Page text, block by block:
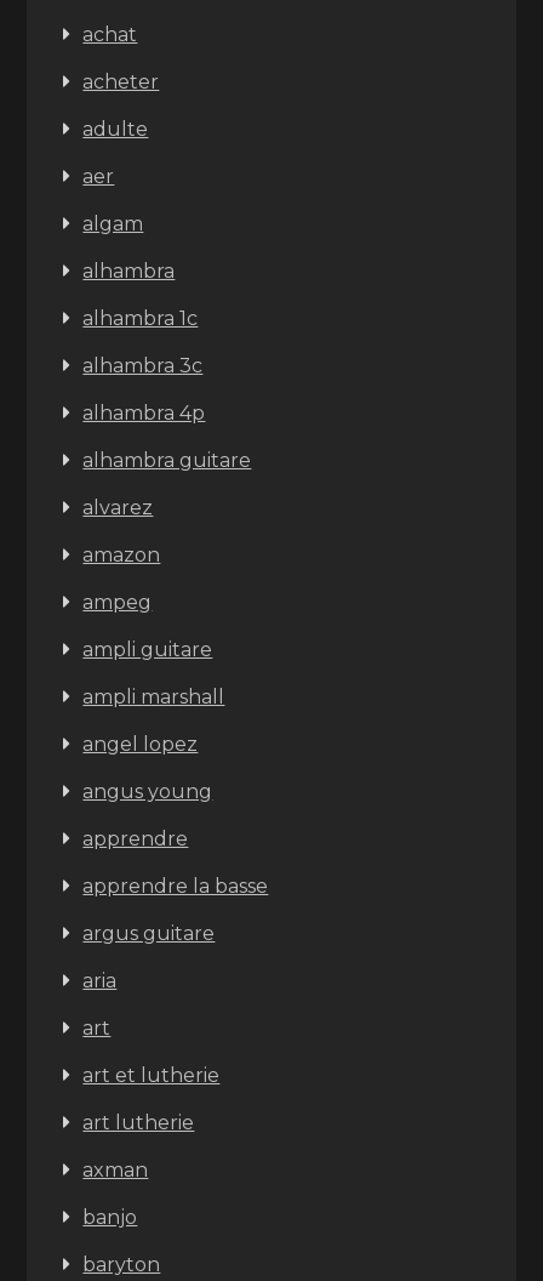
achat
acheter
adulte
aer
algam
alhambra
alhambra 1c
alhambra 3c
alhambra 4p
alhambra guitare
alvarez
amazon
ampeg
ampli guitare
ampli marshall
angel lopez
angus young
apprendre
apprendre la basse
argus guitare
aria
art
art et lutherie
art lutherie
axman
banjo
baryton